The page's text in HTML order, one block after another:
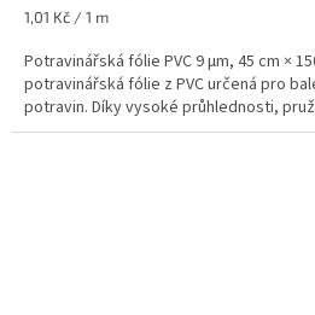
Měrná
1,01 Kč / 1 m
Potravinářská fólie PVC 9 µm, 45 cm ×
potravinářská fólie z PVC určená pro
potravin. Díky vysoké průhlednosti,